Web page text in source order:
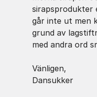
sirapsprodukter
går inte ut men
grund av
med andra ord
Vänligen,
Dansukker